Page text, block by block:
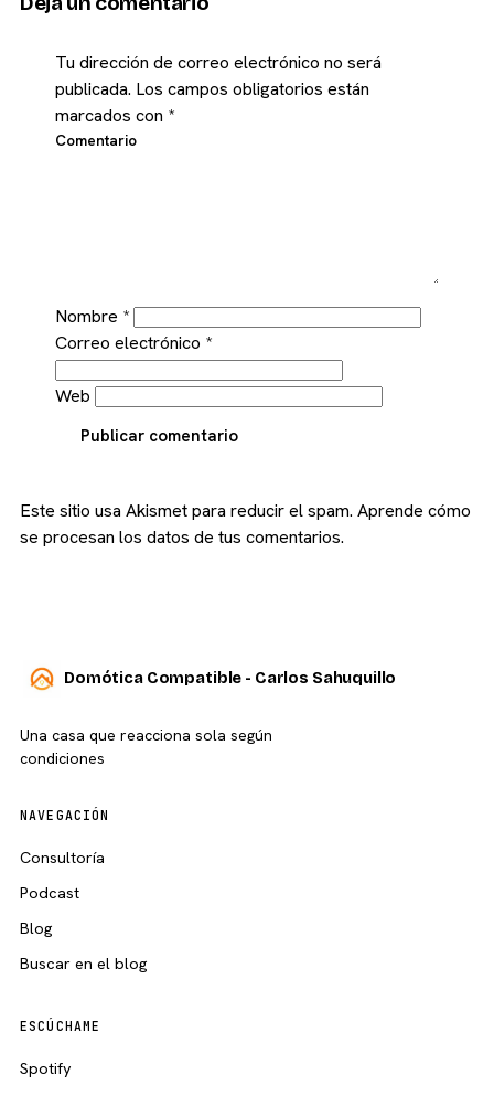
Tu dirección de correo electrónico no será
publicada. Los campos obligatorios están
marcados con *
Comentario
Nombre *
Correo electrónico *
Web
Publicar comentario
Este sitio usa Akismet para reducir el spam. Aprende cómo
se procesan los datos de tus comentarios.
Domótica Compatible - Carlos Sahuquillo
Una casa que reacciona sola según
condiciones
NAVEGACIÓN
Consultoría
Podcast
Blog
Buscar en el blog
ESCÚCHAME
Spotify